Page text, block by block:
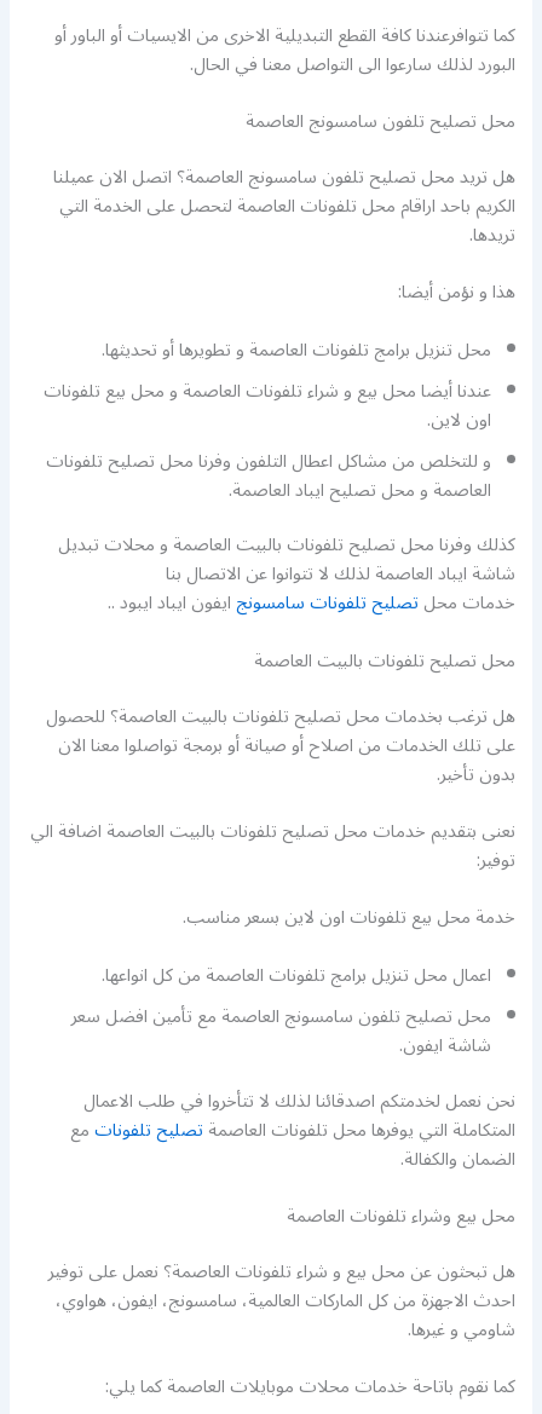
كما تتوافرعندنا كافة القطع التبديلية الاخرى من الايسيات أو الباور أو
البورد لذلك سارعوا الى التواصل معنا في الحال.
محل تصليح تلفون سامسونج العاصمة
هل تريد محل تصليح تلفون سامسونج العاصمة؟ اتصل الان عميلنا
الكريم باحد اراقام محل تلفونات العاصمة لتحصل على الخدمة التي
تريدها.
هذا و نؤمن أيضا:
محل تنزيل برامج تلفونات العاصمة و تطويرها أو تحديثها.
عندنا أيضا محل بيع و شراء تلفونات العاصمة و محل بيع تلفونات
اون لاين.
و للتخلص من مشاكل اعطال التلفون وفرنا محل تصليح تلفونات
العاصمة و محل تصليح ايباد العاصمة.
كذلك وفرنا محل تصليح تلفونات بالبيت العاصمة و محلات تبديل
شاشة ايباد العاصمة لذلك لا تتوانوا عن الاتصال بنا
خدمات محلتصليح تلفونات سامسونجايفون ايباد ايبود ..
محل تصليح تلفونات بالبيت العاصمة
هل ترغب بخدمات محل تصليح تلفونات بالبيت العاصمة؟ للحصول
على تلك الخدمات من اصلاح أو صيانة أو برمجة تواصلوا معنا الان
بدون تأخير.
نعنى بتقديم خدمات محل تصليح تلفونات بالبيت العاصمة اضافة الي
توفير:
خدمة محل بيع تلفونات اون لاين بسعر مناسب.
اعمال محل تنزيل برامج تلفونات العاصمة من كل انواعها.
محل تصليح تلفون سامسونج العاصمة مع تأمين افضل سعر
شاشة ايفون.
نحن نعمل لخدمتكم اصدقائنا لذلك لا تتأخروا في طلب الاعمال
المتكاملة التي يوفرها محل تلفونات العاصمةتصليح تلفوناتمع
الضمان والكفالة.
محل بيع وشراء تلفونات العاصمة
هل تبحثون عن محل بيع و شراء تلفونات العاصمة؟ نعمل على توفير
احدث الاجهزة من كل الماركات العالمية، سامسونج، ايفون، هواوي،
شاومي و غيرها.
كما نقوم باتاحة خدمات محلات موبايلات العاصمة كما يلي: